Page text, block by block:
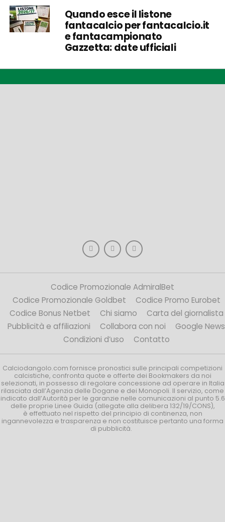
Quando esce il listone
fantacalcio per fantacalcio.it
e fantacampionato
Gazzetta: date ufficiali
Codice Promozionale AdmiralBet
Codice Promozionale Goldbet
Codice Promo Eurobet
Codice Bonus Netbet
Chi siamo
Carta del giornalista
Pubblicità e affiliazioni
Collabora con noi
Google News
Condizioni d’uso
Contatto
Calciodangolo.com fornisce pronostici sulle principali competizioni
calcistiche, confronta quote e offerte dei Bookmakers da noi
selezionati, in possesso di regolare concessione ad operare in Italia
rilasciata dall’Agenzia delle Dogane e dei Monopoli. Il servizio, come
indicato dall’Autorità per le garanzie nelle comunicazioni al punto 5.6
delle proprie Linee Guida (allegate alla delibera 132/19/CONS),
è effettuato nel rispetto del principio di continenza, non
ingannevolezza e trasparenza e non costituisce pertanto una forma
di pubblicità.